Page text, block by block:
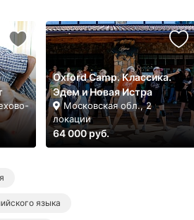
Oxford Camp. Классика.
Эдем и Новая Истра
Московская обл., 2
локации
64 000 руб.
языка